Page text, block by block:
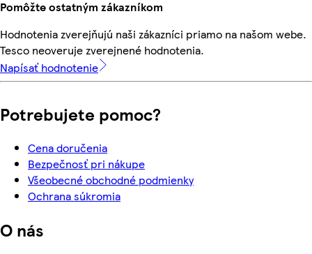
Pomôžte ostatným zákazníkom
Hodnotenia zverejňujú naši zákazníci priamo na našom webe.
Tesco neoveruje zverejnené hodnotenia.
Napísať hodnotenie
Potrebujete pomoc?
Cena doručenia
Bezpečnosť pri nákupe
Všeobecné obchodné podmienky
Ochrana súkromia
O nás